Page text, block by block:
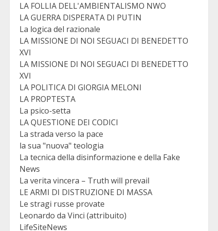
LA FOLLIA DELL'AMBIENTALISMO NWO
LA GUERRA DISPERATA DI PUTIN
La logica del razionale
LA MISSIONE DI NOI SEGUACI DI BENEDETTO
XVI
LA MISSIONE DI NOI SEGUACI DI BENEDETTO
XVI
LA POLITICA DI GIORGIA MELONI
LA PROPTESTA
La psico-setta
LA QUESTIONE DEI CODICI
La strada verso la pace
la sua "nuova" teologia
La tecnica della disinformazione e della Fake
News
La verita vincera – Truth will prevail
LE ARMI DI DISTRUZIONE DI MASSA
Le stragi russe provate
Leonardo da Vinci (attribuito)
LifeSiteNews